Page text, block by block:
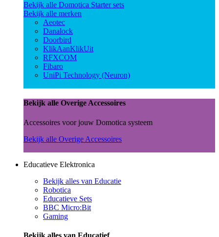
Bekijk alle Domotica Starter sets
Bekijk alle merken
Aeotec
Danalock
Doorbird
KlikAanKlikUit
RFXCOM
Fibaro
UniPi Technology (Neuron)
Bekijk alle Overige Accessoires
Accessoires voor jouw Domotica systeem
Bekijk alle Overige Accessoires
Educatieve Elektronica
Bekijk alles van Educatie
Robotica
Educatieve Sets
BBC Micro:Bit
Gaming
Bekijk alles van Educatief